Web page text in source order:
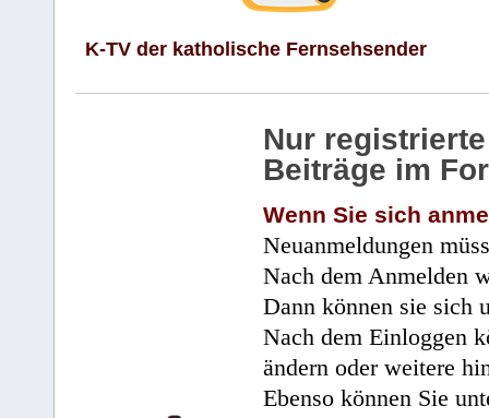
K-TV der katholische Fernsehsender
Nur
Beiträge im
Wenn Sie sich
Neuanmeldungen
Nach dem Anmelden
Dann können sie sich
Nach dem Einloggen
ändern oder weitere
Ebenso können Sie